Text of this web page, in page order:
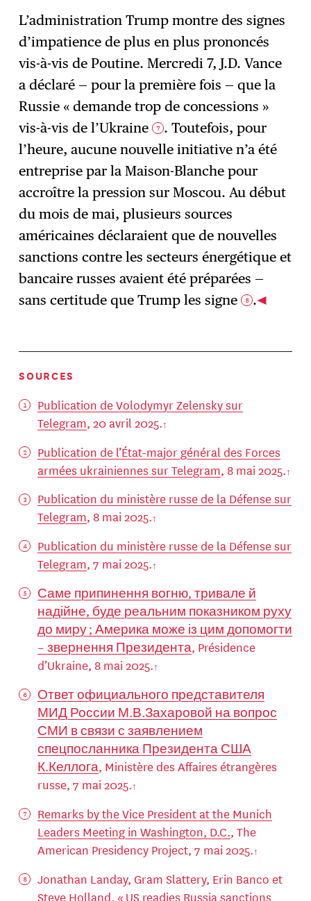
L’administration Trump montre des signes
d’impatience de plus en plus prononcés
vis-à-vis de Poutine. Mercredi 7, J.D. Vance
a déclaré — pour la première fois — que la
Russie « demande trop de concessions »
vis-à-vis de l’Ukraine 7 . Toutefois, pour
l’heure, aucune nouvelle initiative n’a été
entreprise par la Maison-Blanche pour
accroître la pression sur Moscou. Au début
du mois de mai, plusieurs sources
américaines déclaraient que de nouvelles
sanctions contre les secteurs énergétique et
bancaire russes avaient été préparées —
sans certitude que Trump les signe 8 .
SOURCES
Publication de Volodymyr Zelensky sur
Telegram, 20 avril 2025.
Publication de l’État-major général des Forces
armées ukrainiennes sur Telegram, 8 mai 2025.
Publication du ministère russe de la Défense sur
Telegram, 8 mai 2025.
Publication du ministère russe de la Défense sur
Telegram, 7 mai 2025.
Саме припинення вогню, тривале й
надійне, буде реальним показником руху
до миру ; Америка може із цим допомогти
– звернення Президента, Présidence
d’Ukraine, 8 mai 2025.
Ответ официального представителя
МИД России М.В.Захаровой на вопрос
СМИ в связи с заявлением
спецпосланника Президента США
К.Келлога, Ministère des Affaires étrangères
russe, 7 mai 2025.
Remarks by the Vice President at the Munich
Leaders Meeting in Washington, D.C., The
American Presidency Project, 7 mai 2025.
Jonathan Landay, Gram Slattery, Erin Banco et
Steve Holland, « US readies Russia sanctions